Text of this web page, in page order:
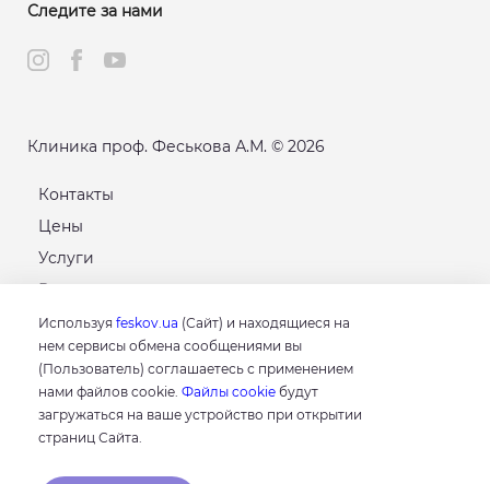
Используя feskov.ua (Сайт) и находящиеся на
нем сервисы обмена сообщениями вы
(Пользователь) соглашаетесь с применением
нами файлов cookie. Файлы cookie будут
загружаться на ваше устройство при открытии
страниц Сайта.
Следите за нами
Клиника проф. Феськова А.М. © 2026
Контакты
Цены
Услуги
Расписание
Карта сайта
GOOGLE
4.8
Основываясь на 214 отзывах